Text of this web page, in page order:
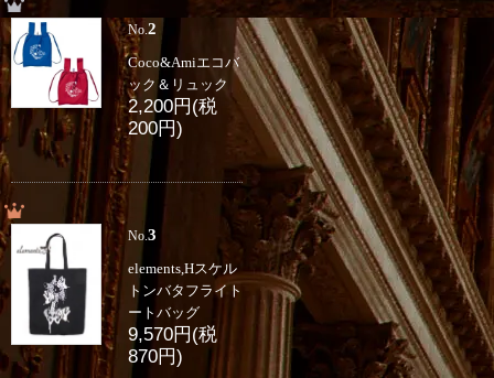
No.2
Coco&Amiエコバ
ック＆リュック
2,200円(税
200円)
No.3
elements,Hスケル
トンバタフライト
ートバッグ
9,570円(税
870円)